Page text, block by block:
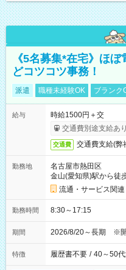
《5名募集*在宅》ほ
どコツコツ事務！
派遣 職種未経験OK ブランク
給与
時給1500円＋交
交通費別途支給あり
交通費 交通費支給(弊
勤務地
名古屋市熱田区
金山(愛知県)駅から徒
流通・サービス関連
勤務時間 8:30～17:15
期間 2026/8/20～長期 ※
特徴 履歴書不要 / 40～50